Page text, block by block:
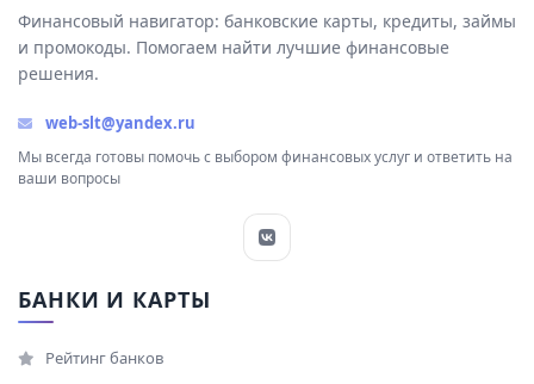
Финансовый навигатор: банковские карты, кредиты, займы
и промокоды. Помогаем найти лучшие финансовые
решения.
web-slt@yandex.ru
Мы всегда готовы помочь с выбором финансовых услуг и ответить на
ваши вопросы
БАНКИ И КАРТЫ
Рейтинг банков